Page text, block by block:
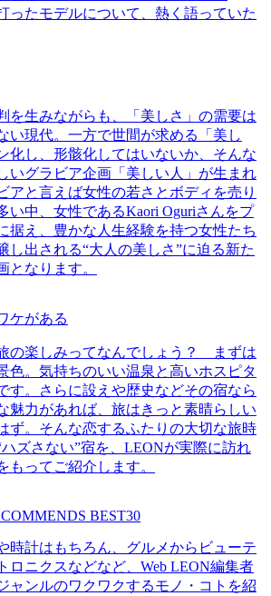
ったモデルについて、熱く語っていた
を生みながらも、「美しさ」の需要は
い現代。一方で世間が求める「美し
化し、形骸化してはいないか、そんな
いグラビア企画「美しい人」が生まれ
アと言えば女性の若さとボディを売り
い中、女性であるKaori Oguriさんをプ
据え、豊かな人生経験を持つ女性たち
し出される“大人の美しさ”に迫る新た
となります。
ケがある
の楽しみってなんでしょう？ まずは
色。気持ちのいい温泉と高いホスピタ
す。さらに設えや歴史などその宿なら
魅力があれば、旅はきっと素晴らしい
ず。そんな恋するふたりの大切な旅時
ズさない”宿を、LEONが実際に訪れ
もってご紹介します。
BEST30
時計はもちろん、グルメからビューテ
ロニクスなどなど、Web LEON編集者
ャンルのワクワクするモノ・コトを紹